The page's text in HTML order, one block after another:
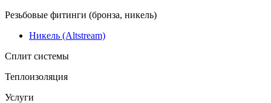
Резьбовые фитинги (бронза, никель)
Никель (Altstream)
Сплит системы
Теплоизоляция
Услуги